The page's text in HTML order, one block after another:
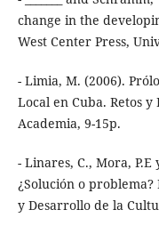
change in the
West Center Press,
- Limia, M. (2006).
Local en Cuba. Retos
Academia, 9-15p.
- Linares, C., Mora,
¿Solución o
y Desarrollo de la